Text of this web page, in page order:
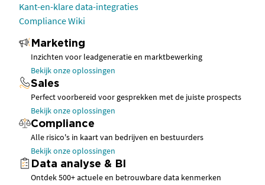
Kant-en-klare data-integraties
Compliance Wiki
Marketing
Inzichten voor leadgeneratie en marktbewerking
Bekijk onze oplossingen
Sales
Perfect voorbereid voor gesprekken met de juiste prospects
Bekijk onze oplossingen
Compliance
Alle risico's in kaart van bedrijven en bestuurders
Bekijk onze oplossingen
Data analyse & BI
Ontdek 500+ actuele en betrouwbare data kenmerken